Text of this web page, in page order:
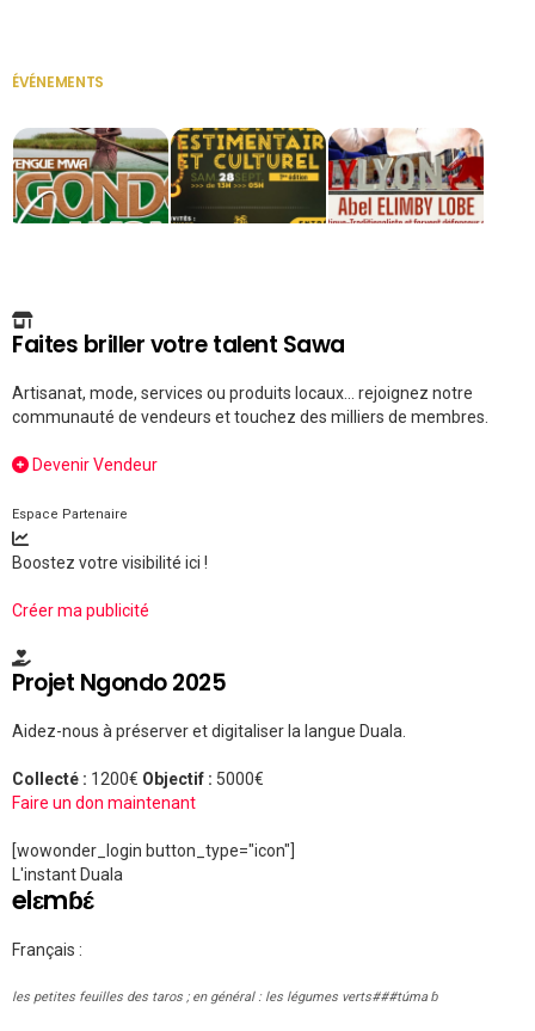
ÉVÉNEMENTS
Faites briller votre talent Sawa
Artisanat, mode, services ou produits locaux... rejoignez notre
communauté de vendeurs et touchez des milliers de membres.
Devenir Vendeur
Espace Partenaire
Boostez votre visibilité ici !
Créer ma publicité
Projet Ngondo 2025
Aidez-nous à préserver et digitaliser la langue Duala.
Collecté : 1200€ Objectif : 5000€
Faire un don maintenant
[wowonder_login button_type="icon"]
L'instant Duala
elɛmɓɛ́
Français :
les petites feuilles des taros ; en général : les légumes verts###túma ɓ